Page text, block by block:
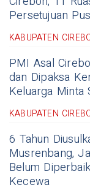
Persetujuan
KABUPATEN
PMI Asal
dan Dipaksa
Keluarga Minta
KABUPATEN
6 Tahun
Musrenbang,
Belum
Kecewa